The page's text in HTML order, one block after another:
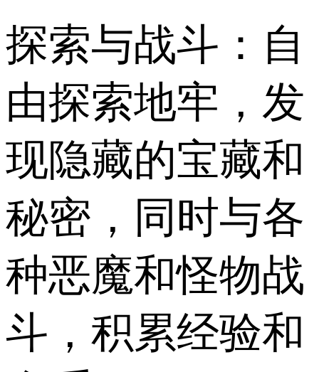
探索与战斗：自
由探索地牢，发
现隐藏的宝藏和
秘密，同时与各
种恶魔和怪物战
斗，积累经验和